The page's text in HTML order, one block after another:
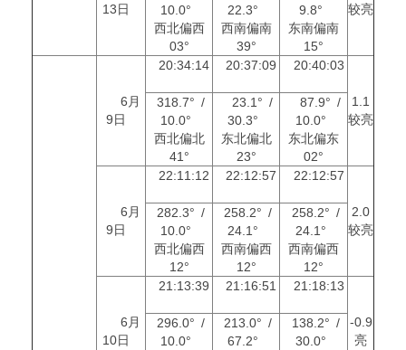
13日
较亮
10.0°
西北偏西
03°
22.3°
西南偏南
39°
9.8°
东南偏南
15°
6月
9日
20:34:14 20:37:09 20:40:03
1.1
较亮
318.7° /
10.0°
西北偏北
41°
23.1° /
30.3°
东北偏北
23°
87.9° /
10.0°
东北偏东
02°
6月
9日
22:11:12 22:12:57 22:12:57
2.0
较亮
282.3° /
10.0°
西北偏西
12°
258.2° /
24.1°
西南偏西
12°
258.2° /
24.1°
西南偏西
12°
6月
10日
21:13:39 21:16:51 21:18:13
-0.9
亮
296.0° /
10.0°
213.0° /
67.2°
138.2° /
30.0°